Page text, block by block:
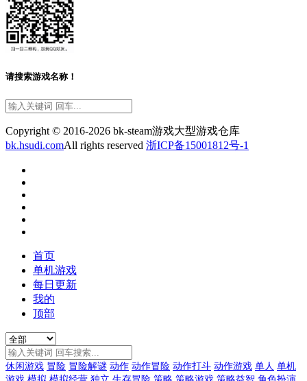
请搜索游戏名称！
Copyright © 2016-2026 bk-steam游戏大型游戏仓库
bk.hsudi.comAll rights reserved 浙ICP备15001812号-1
首页
单机游戏
每日更新
我的
顶部
休闲游戏 冒险 冒险解谜 动作 动作冒险 动作打斗 动作游戏 单人 单机